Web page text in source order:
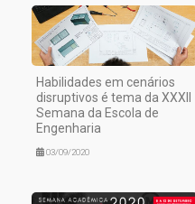
Habilidades em cenários
disruptivos é tema da XXXII
Semana da Escola de
Engenharia
03/09/2020